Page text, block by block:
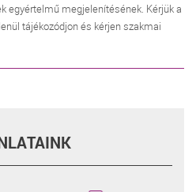
egyértelmű megjelenítésének. Kérjük a
tájékozódjon és kérjen szakmai